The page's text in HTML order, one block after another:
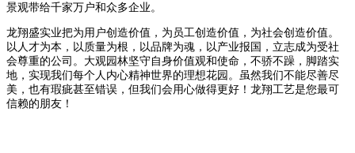
景观带给千家万户和众多企业。
龙翔盛实业把为用户创造价值，为员工创造价值，为社会创造价值。
以人才为本，以质量为根，以品牌为魂，以产业报国，立志成为受社
会尊重的公司。大观园林坚守自身价值观和使命，不骄不躁，脚踏实
地，实现我们每个人内心精神世界的理想花园。虽然我们不能尽善尽
美，也有瑕疵甚至错误，但我们会用心做得更好！龙翔工艺是您最可
信赖的朋友！